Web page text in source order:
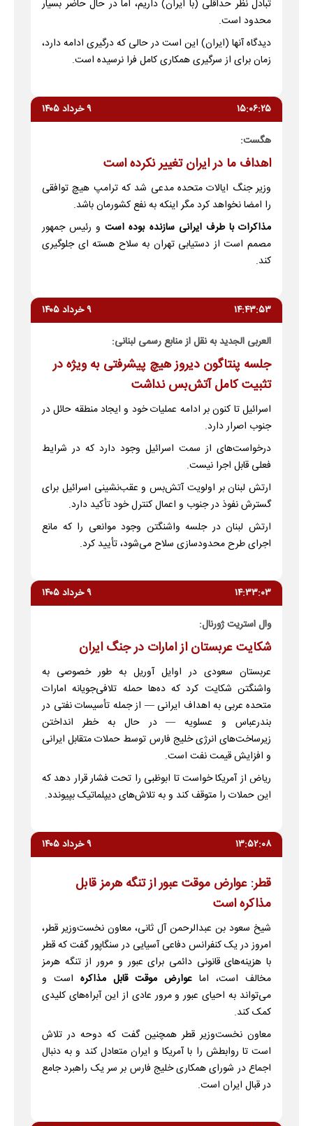
تبادل نظر حداقلی (با ایران) داریم، اما در حال حاضر بسیار
محدود است.
دیدگاه آنها (ایران) این است در حالی که درگیری ادامه دارد،
زمان برای از سرگیری همکاری کامل فرا نرسیده است.
۱۵:۰۶:۲۵ ۹ خرداد ۱۴۰۵
هگست:
اهداف ما در ایران تغییر نکرده است
وزیر جنگ ایالات متحده مدعی شد که ترامپ هیچ توافقی
را امضا نخواهد کرد مگر اینکه به نفع کشورمان باشد.
مذاکرات با طرف ایرانی سازنده بوده استو رئیس جمهور
مصمم است از دستیابی تهران به سلاح هسته ای جلوگیری
کند.
۱۴:۴۳:۵۳ ۹ خرداد ۱۴۰۵
العربی الجديد به نقل از منابع رسمی لبنانی:
جلسه پنتاگون دیروز هیچ پیشرفتی به ویژه در
تثبیت کامل آتش‌بس نداشت
اسرائیل تا کنون بر ادامه عملیات خود و ایجاد منطقه حائل در
جنوب اصرار دارد.
درخواست‌های از سمت اسرائیل وجود دارد که در شرایط
فعلی قابل اجرا نیست.
ارتش لبنان بر اولویت آتش‌بس و عقب‌نشینی اسرائیل برای
گسترش نفوذ در جنوب و اعمال کنترل خود تأکید دارد.
ارتش لبنان در جلسه واشنگتن وجود موانعی را که مانع
اجرای طرح محدودسازی سلاح می‌شود، تأیید کرد.
۱۴:۳۳:۰۳ ۹ خرداد ۱۴۰۵
وال استریت ژورنال:
شکایت عربستان از امارات در جنگ ایران
عربستان سعودی در اوایل آوریل به طور خصوصی به
واشنگتن شکایت کرد که ده‌ها حمله تلافی‌جویانه امارات
متحده عربی به اهداف ایرانی — از جمله تأسیسات نفتی در
بندرعباس و عسلویه — در حال به خطر انداختن
زیرساخت‌های انرژی خلیج فارس توسط حملات متقابل ایرانی
و افزایش قیمت نفت است.
ریاض از آمریکا خواست تا ابوظبی را تحت فشار قرار دهد که
این حملات را متوقف کند و به تلاش‌های دیپلماتیک بپیوندد.
۱۳:۵۲:۰۸ ۹ خرداد ۱۴۰۵
قطر: عوارض موقت عبور از تنگه هرمز قابل
مذاکره است
شیخ سعود بن عبدالرحمن آل ثانی، معاون نخست‌وزیر قطر،
امروز در یک کنفرانس دفاعی آسیایی در سنگاپور گفت که قطر
با هزینه‌های قانونی دائمی برای عبور و مرور از تنگه هرمز
مخالف است، اما عوارض موقت قابل مذاکره است و
می‌تواند به احیای عبور و مرور عادی از این آبراه‌های کلیدی
کمک کند.
معاون نخست‌وزیر قطر همچنین گفت که دوحه در تلاش
است تا روابطش را با آمریکا و ایران متعادل کند و به دنبال
اجماع در شورای همکاری خلیج فارس بر سر یک راهبرد جامع
در قبال ایران است.